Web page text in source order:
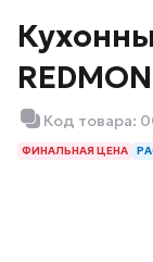
Код товара:
ФИНАЛЬНАЯ ЦЕНА